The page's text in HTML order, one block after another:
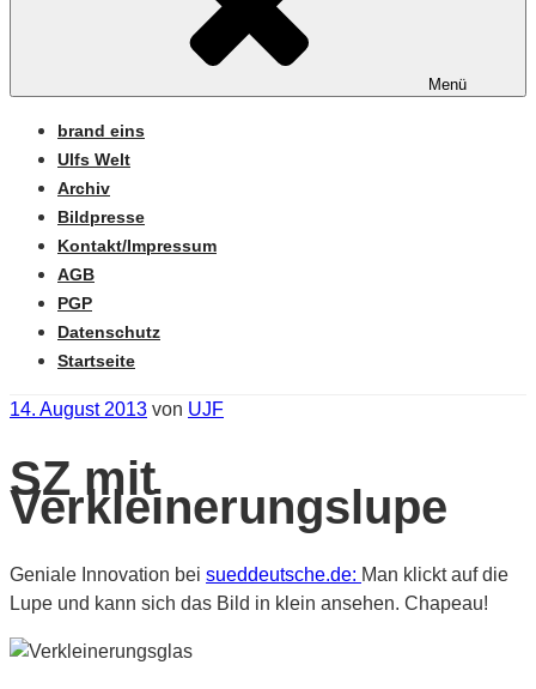
Menü
brand eins
Ulfs Welt
Archiv
Bildpresse
Kontakt/Impressum
AGB
PGP
Datenschutz
Startseite
Veröffentlicht
14. August 2013 von UJF
SZ mit
Verkleinerungslupe
Geniale Innovation bei sueddeutsche.de: Man klickt auf die
Lupe und kann sich das Bild in klein ansehen. Chapeau!